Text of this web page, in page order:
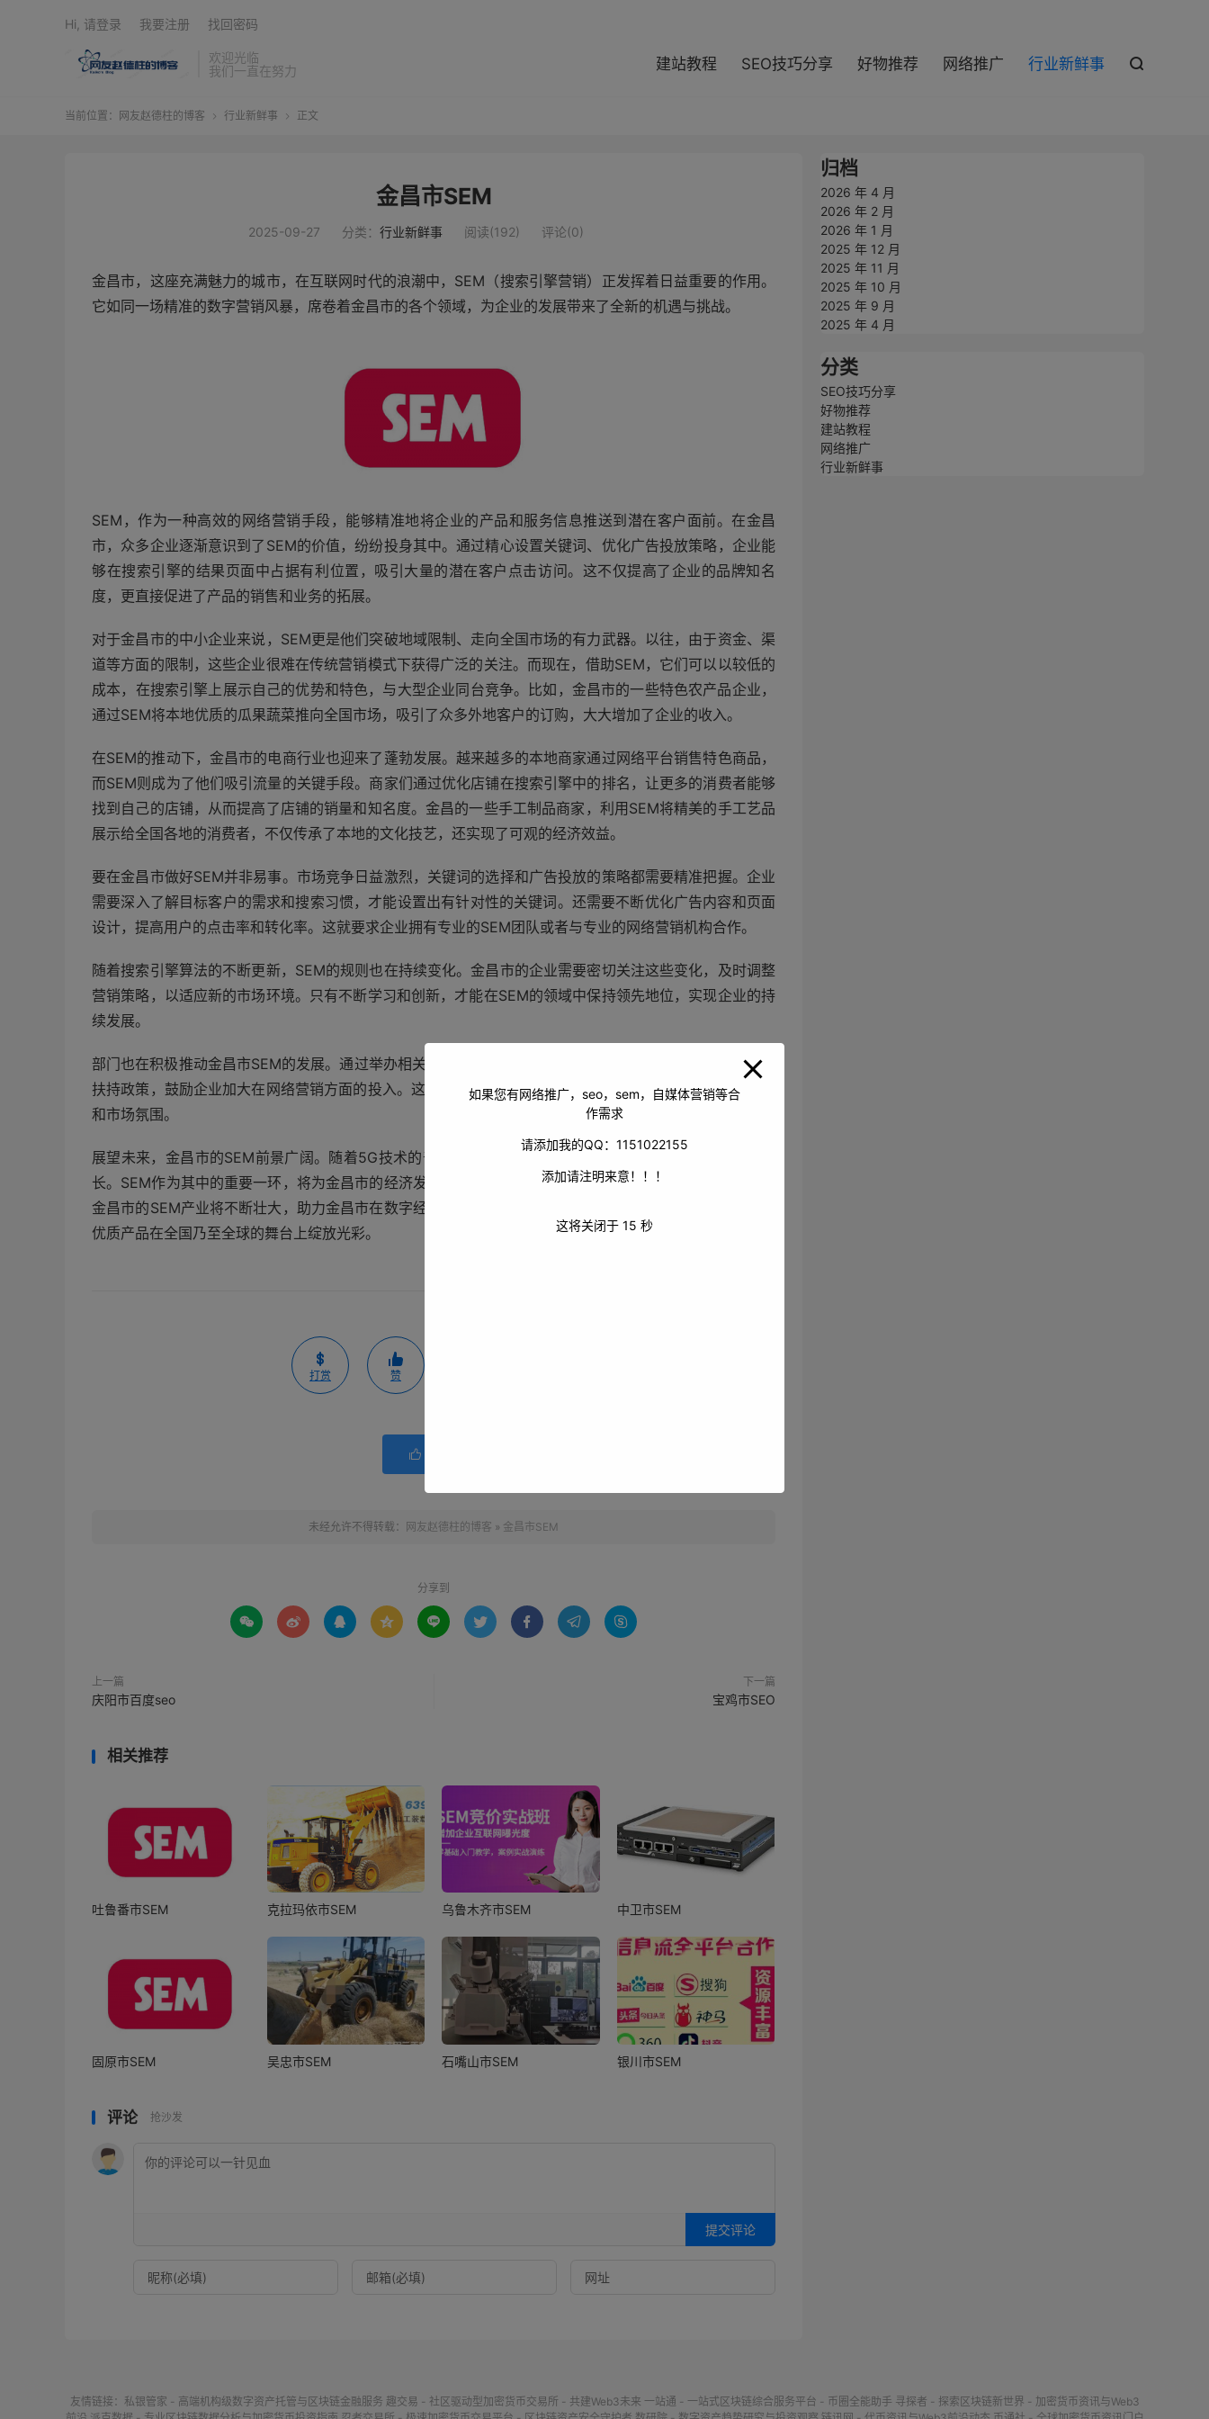
欢迎光临
我们一直在努力
建站教程 SEO技巧分享 好物推荐 网络推广 行业新鲜事 
Hi, 请登录 我要注册 找回密码
当前位置： 网友赵德柱的博客  行业新鲜事  正文
金昌市SEM
2025-09-27 分类： 行业新鲜事 阅读(192) 评论(0)
金昌市，这座充满魅力的城市，在互联网时代的浪潮中，SEM（搜索引擎营销）正发挥着日益重要的作用。
它如同一场精准的数字营销风暴，席卷着金昌市的各个领域，为企业的发展带来了全新的机遇与挑战。
SEM，作为一种高效的网络营销手段，能够精准地将企业的产品和服务信息推送到潜在客户面前。在金昌
市，众多企业逐渐意识到了SEM的价值，纷纷投身其中。通过精心设置关键词、优化广告投放策略，企业能
够在搜索引擎的结果页面中占据有利位置，吸引大量的潜在客户点击访问。这不仅提高了企业的品牌知名
度，更直接促进了产品的销售和业务的拓展。
对于金昌市的中小企业来说，SEM更是他们突破地域限制、走向全国市场的有力武器。以往，由于资金、渠
道等方面的限制，这些企业很难在传统营销模式下获得广泛的关注。而现在，借助SEM，它们可以以较低的
成本，在搜索引擎上展示自己的优势和特色，与大型企业同台竞争。比如，金昌市的一些特色农产品企业，
通过SEM将本地优质的瓜果蔬菜推向全国市场，吸引了众多外地客户的订购，大大增加了企业的收入。
在SEM的推动下，金昌市的电商行业也迎来了蓬勃发展。越来越多的本地商家通过网络平台销售特色商品，
而SEM则成为了他们吸引流量的关键手段。商家们通过优化店铺在搜索引擎中的排名，让更多的消费者能够
找到自己的店铺，从而提高了店铺的销量和知名度。金昌的一些手工制品商家，利用SEM将精美的手工艺品
展示给全国各地的消费者，不仅传承了本地的文化技艺，还实现了可观的经济效益。
要在金昌市做好SEM并非易事。市场竞争日益激烈，关键词的选择和广告投放的策略都需要精准把握。企业
需要深入了解目标客户的需求和搜索习惯，才能设置出有针对性的关键词。还需要不断优化广告内容和页面
设计，提高用户的点击率和转化率。这就要求企业拥有专业的SEM团队或者与专业的网络营销机构合作。
随着搜索引擎算法的不断更新，SEM的规则也在持续变化。金昌市的企业需要密切关注这些变化，及时调整
营销策略，以适应新的市场环境。只有不断学习和创新，才能在SEM的领域中保持领先地位，实现企业的持
续发展。
部门也在积极推动金昌市SEM的发展。通过举办相关的培训活动，提高企业对SEM的认识和应用能力；出台
扶持政策，鼓励企业加大在网络营销方面的投入。这些举措为金昌市SEM产业的发展营造了良好的政策环境
和市场氛围。
展望未来，金昌市的SEM前景广阔。随着5G技术的普及和互联网的进一步发展，网络营销的需求将持续增
长。SEM作为其中的重要一环，将为金昌市的经济发展注入新的动力。相信在企业、和各方的共同努力下，
金昌市的SEM产业将不断壮大，助力金昌市在数字经济时代实现更加辉煌的成就，让这座城市的特色产业和
优质产品在全国乃至全球的舞台上绽放光彩。
打赏 赞

未经允许不得转载： 网友赵德柱的博客 » 金昌市SEM
分享到
        
上一篇
庆阳市百度seo
下一篇
宝鸡市SEO
相关推荐
吐鲁番市SEM 克拉玛依市SEM 乌鲁木齐市SEM 中卫市SEM
固原市SEM 吴忠市SEM 石嘴山市SEM 银川市SEM
评论 抢沙发
提交评论
归档
2026 年 4 月
2026 年 2 月
2026 年 1 月
2025 年 12 月
2025 年 11 月
2025 年 10 月
2025 年 9 月
2025 年 4 月
分类
SEO技巧分享
好物推荐
建站教程
网络推广
行业新鲜事
友情链接： 私银管家 - 高端机构级数字资产托管与区块链金融服务 趣交易 - 社区驱动型加密货币交易所 - 共建Web3未来 一站通 - 一站式区块链综合服务平台 - 币圈全能助手 寻探者 - 探索区块链新世界 - 加密货币资讯与Web3
如果您有网络推广，seo，sem，自媒体营销等合
作需求
请添加我的QQ：1151022155
添加请注明来意！！！
这将关闭于 14 秒